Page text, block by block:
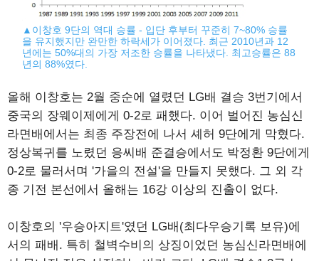
▲이창호 9단의 역대 승률 - 입단 후부터 꾸준히 7~80% 승률
을 유지했지만 완만한 하락세가 이어졌다. 최근 2010년과 12
년에는 50%대의 가장 저조한 승률을 나타냈다. 최고승률은 88
년의 88%였다.
올해 이창호는 2월 중순에 열렸던 LG배 결승 3번기에서
중국의 장웨이제에게 0-2로 패했다. 이어 벌어진 농심신
라면배에서는 최종 주장전에 나서 셰허 9단에게 막혔다.
정상복귀를 노렸던 응씨배 준결승에서도 박정환 9단에게
0-2로 물러서며 '가을의 전설'을 만들지 못했다. 그 외 각
종 기전 본선에서 올해는 16강 이상의 진출이 없다.
이창호의 '우승아지트'였던 LG배(최다우승기록 보유)에
서의 패배. 특히 철벽수비의 상징이었던 농심신라면배에